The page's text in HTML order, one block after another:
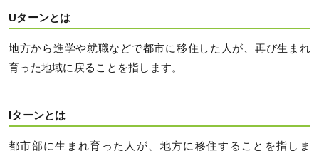
Uターンとは
地方から進学や就職などで都市に移住した人が、再び生まれ
育った地域に戻ることを指します。
Iターンとは
都市部に生まれ育った人が、地方に移住することを指しま